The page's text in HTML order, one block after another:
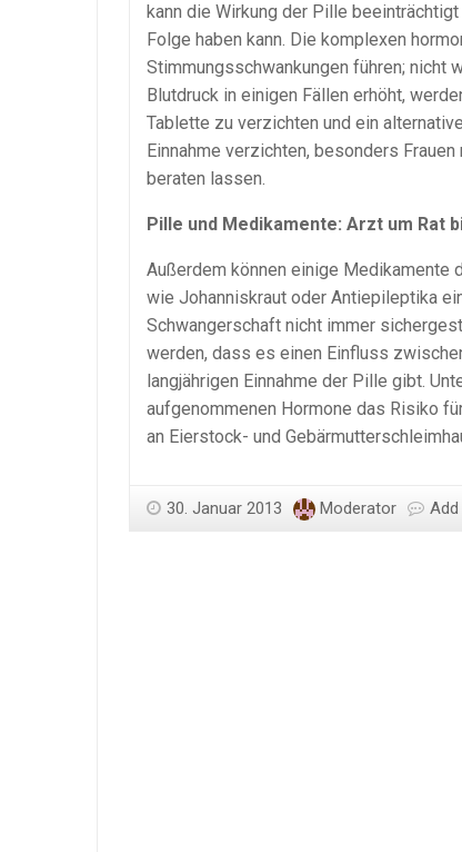
kann die Wirkung der Pille
Folge haben kann. Die komplexen
Stimmungsschwankungen führen; nicht
Blutdruck in einigen Fällen erhöht,
Tablette zu verzichten und ein
Einnahme verzichten, besonders
beraten lassen.
Pille und Medikamente: Arzt um Rat
Außerdem können einige Medikamente
wie Johanniskraut oder Antiepileptika
Schwangerschaft nicht immer
werden, dass es einen Einfluss
langjährigen Einnahme der Pille gibt.
aufgenommenen Hormone das Risiko
an Eierstock- und
30. Januar 2013 Moderator